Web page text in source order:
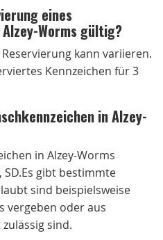
eines
Worms gültig?
kann variieren.
Kennzeichen für 3
in Alzey-
in Alzey-Worms
SD.Es gibt bestimmte
sind beispielsweise
vergeben oder aus
sind.